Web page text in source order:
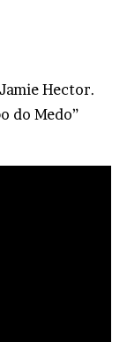
Hector.
do Medo”